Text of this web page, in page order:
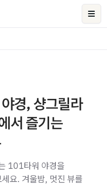
경, 샹그릴라
서 즐기는
101타워 야경을
요. 겨울밤, 멋진 뷰를